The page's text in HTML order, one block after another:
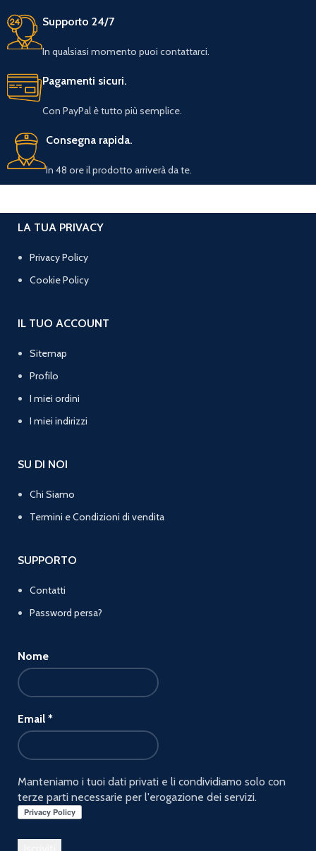
Supporto 24/7
In qualsiasi momento puoi contattarci.
Pagamenti sicuri.
Con PayPal è tutto più semplice.
Consegna rapida.
In 48 ore il prodotto arriverà da te.
LA TUA PRIVACY
Privacy Policy
Cookie Policy
IL TUO ACCOUNT
Sitemap
Profilo
I miei ordini
I miei indirizzi
SU DI NOI
Chi Siamo
Termini e Condizioni di vendita
SUPPORTO
Contatti
Password persa?
Nome
Email *
Manteniamo i tuoi dati privati e li condividiamo solo con
terze parti necessarie per l'erogazione dei servizi.